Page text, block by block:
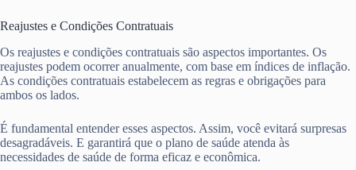
Reajustes e Condições Contratuais
Os reajustes e condições contratuais são aspectos importantes. Os
reajustes podem ocorrer anualmente, com base em índices de inflação.
As condições contratuais estabelecem as regras e obrigações para
ambos os lados.
É fundamental entender esses aspectos. Assim, você evitará surpresas
desagradáveis. E garantirá que o plano de saúde atenda às
necessidades de saúde de forma eficaz e econômica.